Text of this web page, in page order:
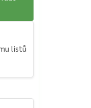
listů